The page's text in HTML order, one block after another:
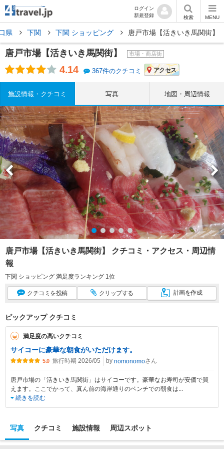
ログイン
新規登録
検索 MENU
県 下関 下関 ショッピング 唐戸市場【活きいき馬関街】
唐戸市場【活きいき馬関街】 市場・商店街
4.14 367件のクチコミ アクセス
施設情報・クチコミ 写真 地図・周辺情報
唐戸市場【活きいき馬関街】 クチコミ・アクセス・周辺情
報
下関 ショッピング 満足度ランキング 1位
クチコミ を投稿 クリップする 計画を作成
ピックアップ クチコミ
満足度の高いクチコミ
サイコーに豪華な朝食がいただけます。
5.0 旅行時期 2026/05 by nomonomoさん
唐戸市場の「活きいき馬関街」はサイコーです。豪華なお寿司が安価で買
えます。ここでかって、真ん前の海岸通りのベンチでの朝食は...
続きを読む
写真 クチコミ 施設情報 周辺スポット